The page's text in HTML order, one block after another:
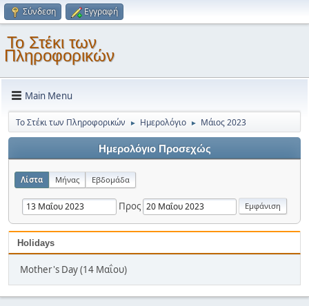
Σύνδεση Εγγραφή
Το Στέκι των
Πληροφορικών
Main Menu
Το Στέκι των Πληροφορικών ► Ημερολόγιο ► Μάιος 2023
Ημερολόγιο Προσεχώς
Λίστα Μήνας Εβδομάδα
Προς
Holidays
Mother's Day (14 Μαΐου)